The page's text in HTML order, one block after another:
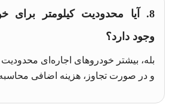
8. آیا محدودیت کیلومتر برای
وجود دارد؟
بله، بیشتر خودروهای اجاره‌ای محدودیت
و در صورت تجاوز، هزینه اضافی